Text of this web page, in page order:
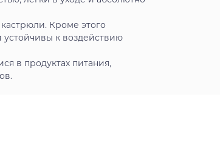
Кроме этого
к воздействию
в продуктах питания,